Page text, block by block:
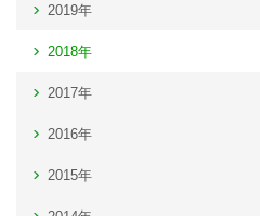
2019年
2018年
2017年
2016年
2015年